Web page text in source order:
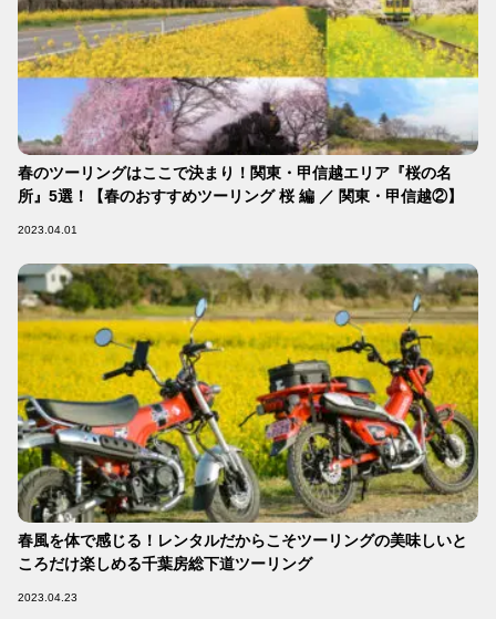
春のツーリングはここで決まり！関東・甲信越エリア『桜の名
所』5選！【春のおすすめツーリング 桜 編 ／ 関東・甲信越②】
2023.04.01
春風を体で感じる！レンタルだからこそツーリングの美味しいと
ころだけ楽しめる千葉房総下道ツーリング
2023.04.23